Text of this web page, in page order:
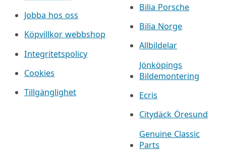
Jobba hos oss
Köpvillkor webbshop
Integritetspolicy
Cookies
Tillgänglighet
Bilia Porsche
Bilia Norge
Allbildelar
Jönköpings
Bildemontering
Ecris
Citydäck Öresund
Genuine Classic
Parts